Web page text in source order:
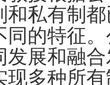
和私有制
同的特征
发展和融
现多种所